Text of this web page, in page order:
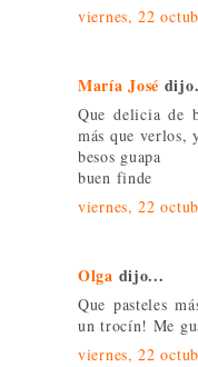
viernes, 22
María José
Que delicia de
más que verlos,
besos guapa
buen finde
viernes, 22
Olga dijo...
Que pasteles
un trocín! Me
viernes, 22